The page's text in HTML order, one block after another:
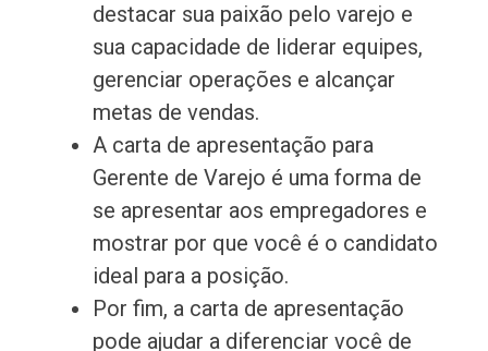
destacar sua paixão pelo varejo e
sua capacidade de liderar equipes,
gerenciar operações e alcançar
metas de vendas.
A carta de apresentação para
Gerente de Varejo é uma forma de
se apresentar aos empregadores e
mostrar por que você é o candidato
ideal para a posição.
Por fim, a carta de apresentação
pode ajudar a diferenciar você de